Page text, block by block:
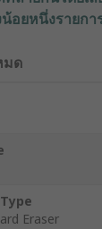
อยหนึ่งรายกา
มด
Eraser